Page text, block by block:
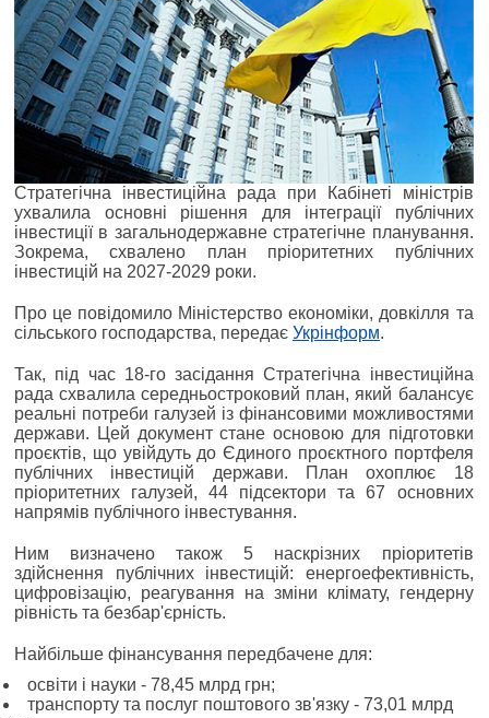
Стратегічна інвестиційна рада при Кабінеті міністрів
ухвалила основні рішення для інтеграції публічних
інвестиції в загальнодержавне стратегічне планування.
Зокрема, схвалено план пріоритетних публічних
інвестицій на 2027-2029 роки.
Про це повідомило Міністерство економіки, довкілля та
сільського господарства, передає Укрінформ.
Так, під час 18-го засідання Стратегічна інвестиційна
рада схвалила середньостроковий план, який балансує
реальні потреби галузей із фінансовими можливостями
держави. Цей документ стане основою для підготовки
проєктів, що увійдуть до Єдиного проєктного портфеля
публічних інвестицій держави. План охоплює 18
пріоритетних галузей, 44 підсектори та 67 основних
напрямів публічного інвестування.
Ним визначено також 5 наскрізних пріоритетів
здійснення публічних інвестицій: енергоефективність,
цифровізацію, реагування на зміни клімату, гендерну
рівність та безбар'єрність.
Найбільше фінансування передбачене для:
освіти і науки - 78,45 млрд грн;
транспорту та послуг поштового зв'язку - 73,01 млрд